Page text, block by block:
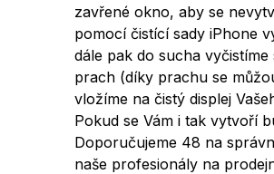
zavřené okno, aby se
pomocí čistící sady iPhone
dále pak do sucha
prach (díky prachu se
vložíme na čistý displej
Pokud se Vám i tak vytvoří
Doporučujeme 48 na
naše profesionály na